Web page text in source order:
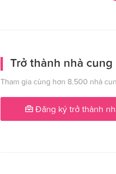
Trở thành nhà
Tham gia cùng hơn 8.500 nhà
Đăng ký trở thành